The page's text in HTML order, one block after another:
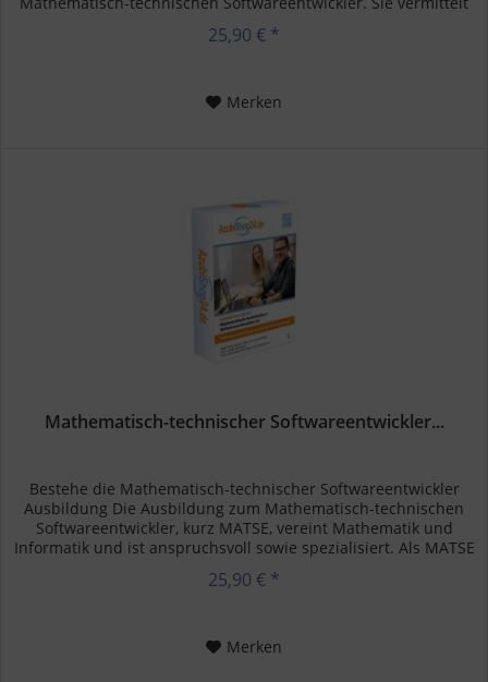
grundlegende...
25,90 € *
Merken
Mathematisch-technischer Softwareentwickler...
Bestehe die Mathematisch-technischer Softwareentwickler
Ausbildung Die Ausbildung zum Mathematisch-technischen
Softwareentwickler, kurz MATSE, vereint Mathematik und
Informatik und ist anspruchsvoll sowie spezialisiert. Als MATSE
bist du...
25,90 € *
Merken